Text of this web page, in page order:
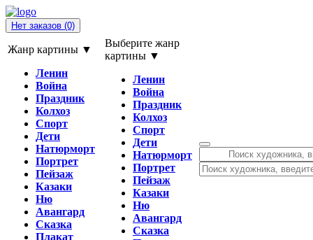
Нет заказов (0)
Жанр картины ▼
Ленин
Война
Праздник
Колхоз
Спорт
Дети
Натюрморт
Портрет
Пейзаж
Казаки
Ню
Авангард
Сказка
Плакат
Выберите жанр
картины ▼
Ленин
Война
Праздник
Колхоз
Спорт
Дети
Натюрморт
Портрет
Пейзаж
Казаки
Ню
Авангард
Сказка